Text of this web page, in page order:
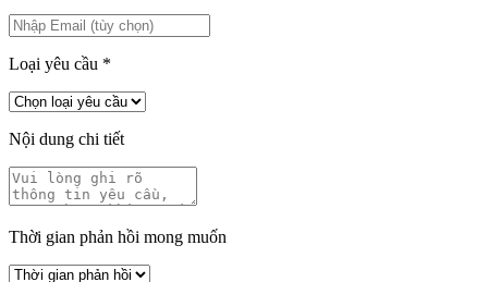
Loại yêu cầu *
Nội dung chi tiết
Thời gian phản hồi mong muốn